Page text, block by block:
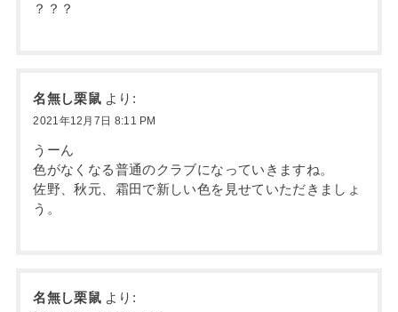
？？？
名無し栗鼠 より:
2021年12月7日 8:11 PM
うーん
色がなくなる普通のクラブになっていきますね。
佐野、秋元、霜田で新しい色を見せていただきましょ
う。
名無し栗鼠 より: